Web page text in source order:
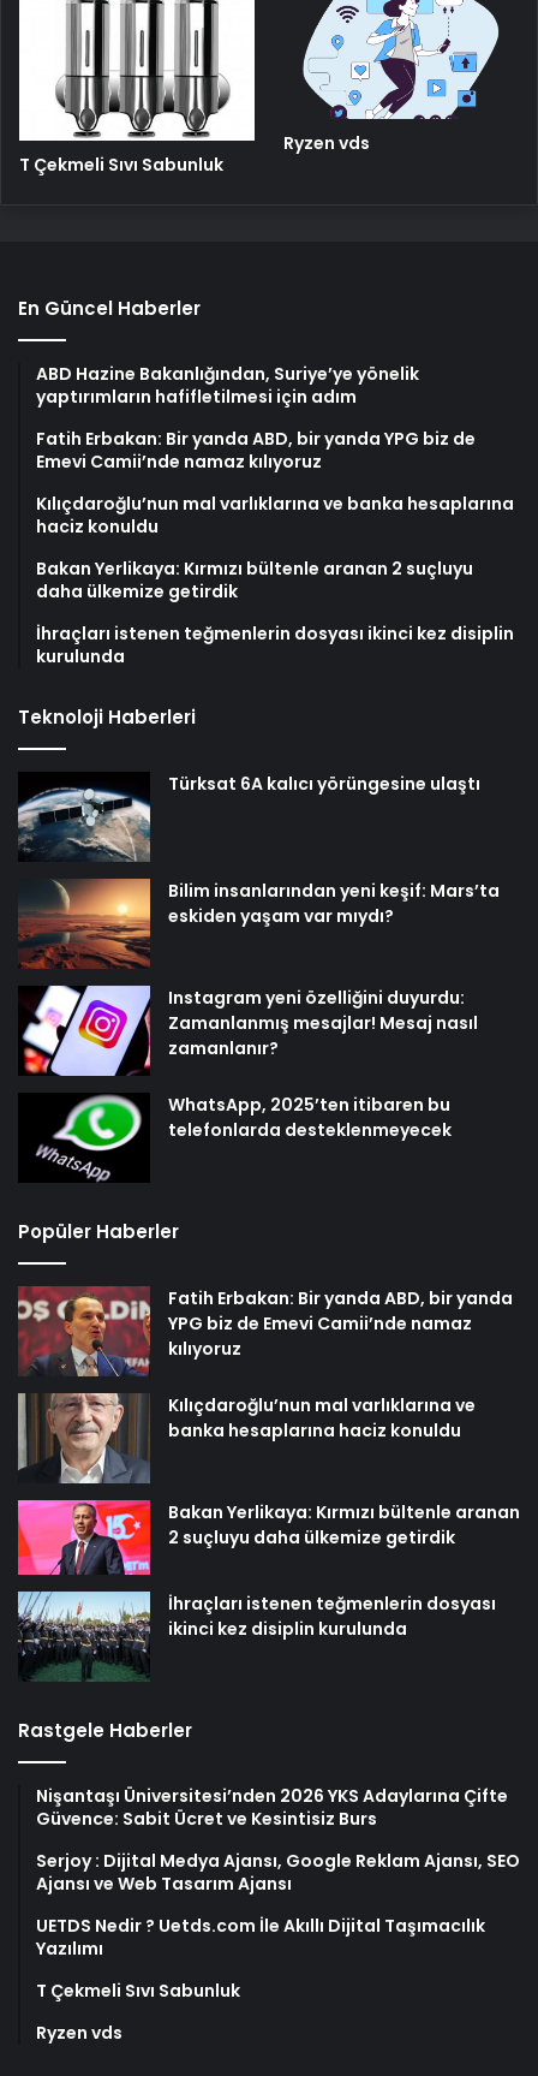
T Çekmeli Sıvı Sabunluk
Ryzen vds
En Güncel Haberler
ABD Hazine Bakanlığından, Suriye’ye yönelik
yaptırımların hafifletilmesi için adım
Fatih Erbakan: Bir yanda ABD, bir yanda YPG biz de
Emevi Camii’nde namaz kılıyoruz
Kılıçdaroğlu’nun mal varlıklarına ve banka hesaplarına
haciz konuldu
Bakan Yerlikaya: Kırmızı bültenle aranan 2 suçluyu
daha ülkemize getirdik
İhraçları istenen teğmenlerin dosyası ikinci kez disiplin
kurulunda
Teknoloji Haberleri
Türksat 6A kalıcı yörüngesine ulaştı
Bilim insanlarından yeni keşif: Mars’ta
eskiden yaşam var mıydı?
Instagram yeni özelliğini duyurdu:
Zamanlanmış mesajlar! Mesaj nasıl
zamanlanır?
WhatsApp, 2025’ten itibaren bu
telefonlarda desteklenmeyecek
Popüler Haberler
Fatih Erbakan: Bir yanda ABD, bir yanda
YPG biz de Emevi Camii’nde namaz
kılıyoruz
Kılıçdaroğlu’nun mal varlıklarına ve
banka hesaplarına haciz konuldu
Bakan Yerlikaya: Kırmızı bültenle aranan
2 suçluyu daha ülkemize getirdik
İhraçları istenen teğmenlerin dosyası
ikinci kez disiplin kurulunda
Rastgele Haberler
Nişantaşı Üniversitesi’nden 2026 YKS Adaylarına Çifte
Güvence: Sabit Ücret ve Kesintisiz Burs
Serjoy : Dijital Medya Ajansı, Google Reklam Ajansı, SEO
Ajansı ve Web Tasarım Ajansı
UETDS Nedir ? Uetds.com İle Akıllı Dijital Taşımacılık
Yazılımı
T Çekmeli Sıvı Sabunluk
Ryzen vds